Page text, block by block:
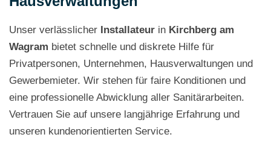
Unser verlässlicher Installateur in Kirchberg am
Wagram bietet schnelle und diskrete Hilfe für
Privatpersonen, Unternehmen, Hausverwaltungen und
Gewerbemieter. Wir stehen für faire Konditionen und
eine professionelle Abwicklung aller Sanitärarbeiten.
Vertrauen Sie auf unsere langjährige Erfahrung und
unseren kundenorientierten Service.